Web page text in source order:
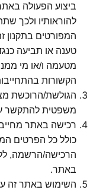
הפעולה באתר כי
ולכך שתהליך
בתקנון זה וכי
או תביעה כנגד האתר
ו/או מי ממנהליה ו/
בהתחייבות
להתקשר עם
באתר מחייבת את
כל הפרטים
הרשמה, ללא
באתר זה על כל